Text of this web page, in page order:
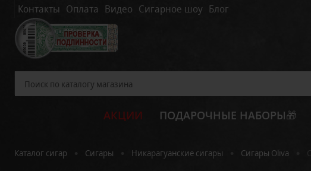
Контакты Оплата Видео Сигарное шоу Блог
АКЦИИ ПОДАРОЧНЫЕ НАБОРЫ🎁
Каталог сигар Сигары Никарагуанские сигары Сигары Oliva